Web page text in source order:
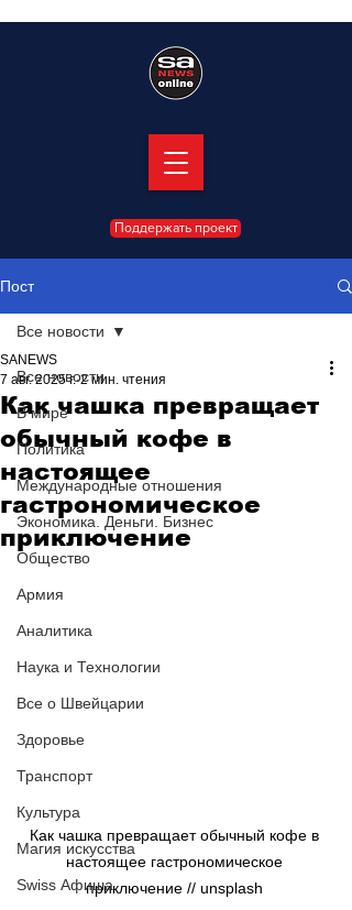
Поддержать проект
Пост
Все новости
В мире
Политика
Международные отношения
Экономика. Деньги. Бизнес
Общество
Армия
Аналитика
Наука и Технологии
Все о Швейцарии
Здоровье
Транспорт
Культура
Магия искусства
Swiss Афиша
Все новости
Как чашка превращает
обычный кофе в
настоящее
гастрономическое
приключение
SANEWS
7 авг. 2025 г. 2 мин. чтения
Как чашка превращает обычный кофе в
настоящее гастрономическое
приключение // unsplash